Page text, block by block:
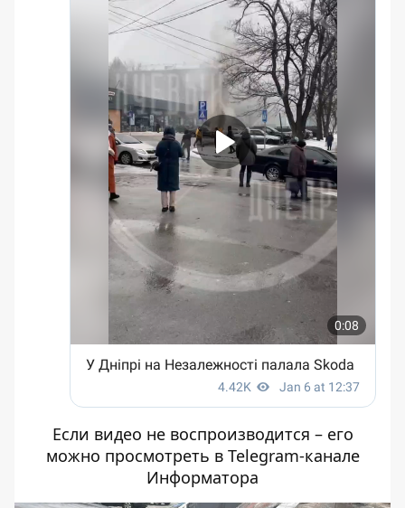
Если видео не воспроизводится – его
можно просмотреть в Telegram-канале
Информатора